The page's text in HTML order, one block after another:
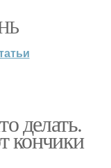
делать.
кончики